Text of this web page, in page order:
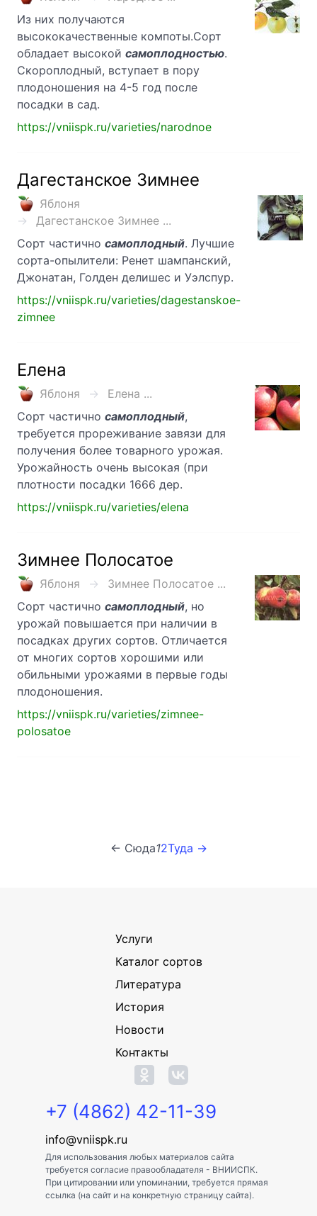
Из них получаются
высококачественные компоты.Сорт
обладает высокой самоплодностью.
Скороплодный, вступает в пору
плодоношения на 4-5 год после
посадки в сад.
https://vniispk.ru/varieties/narodnoe
Дагестанское Зимнее
Яблоня
Дагестанское Зимнее ...
Сорт частично самоплодный. Лучшие
сорта-опылители: Ренет шампанский,
Джонатан, Голден делишес и Уэлспур.
https://vniispk.ru/varieties/dagestanskoe-
zimnee
Елена
Яблоня
Елена ...
Сорт частично самоплодный,
требуется прореживание завязи для
получения более товарного урожая.
Урожайность очень высокая (при
плотности посадки 1666 дер.
https://vniispk.ru/varieties/elena
Зимнее Полосатое
Яблоня
Зимнее Полосатое ...
Сорт частично самоплодный, но
урожай повышается при наличии в
посадках других сортов. Отличается
от многих сортов хорошими или
обильными урожаями в первые годы
плодоношения.
https://vniispk.ru/varieties/zimnee-
polosatoe
← Сюда12Туда →
Услуги
Каталог сортов
Литература
История
Новости
Контакты
+7 (4862) 42-11-39
info@vniispk.ru
Для использования любых материалов сайта
требуется согласие правообладателя - ВНИИСПК.
При цитировании или упоминании, требуется прямая
ссылка (на сайт и на конкретную страницу сайта).